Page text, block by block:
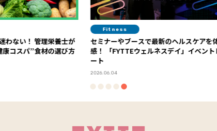
養士が
び方
セミナーやブースで最新のヘルスケアを体
感！ 「FYTTEウェルネスデイ」イベントレポ
今年の
ルスケ